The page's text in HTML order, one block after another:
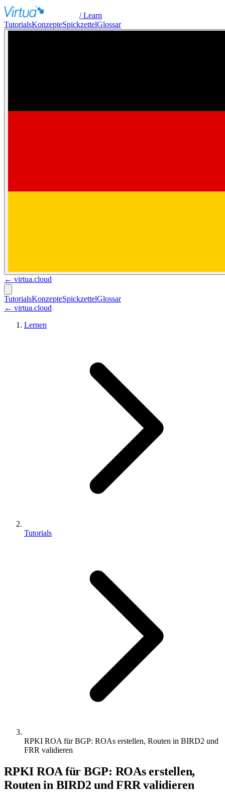
/ Learn
TutorialsKonzepteSpickzettelGlossar
← virtua.cloud
TutorialsKonzepteSpickzettelGlossar
← virtua.cloud
Lernen
Tutorials
RPKI ROA für BGP: ROAs erstellen, Routen in BIRD2 und
FRR validieren
RPKI ROA für BGP: ROAs erstellen,
Routen in BIRD2 und FRR validieren